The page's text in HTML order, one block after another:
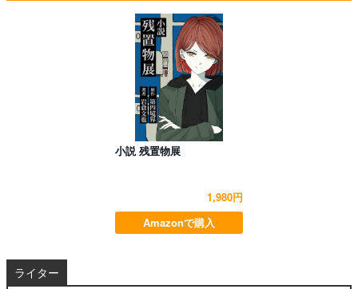
小説 残置物展
1,980円
Amazonで購入
ライター